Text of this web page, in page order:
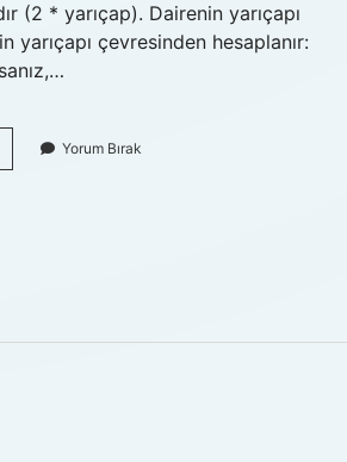
(2 * yarıçap). Dairenin yarıçapı
yarıçapı çevresinden hesaplanır:
Yorum Bırak